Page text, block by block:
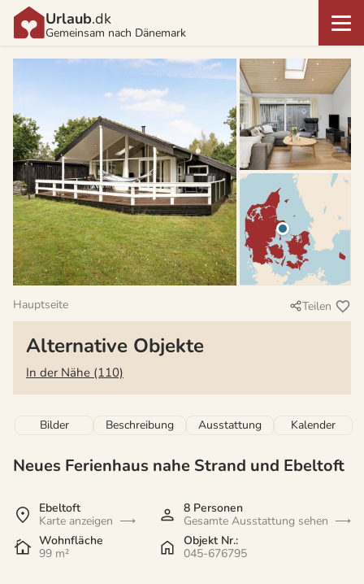
Urlaub.dk
Gemeinsam nach Dänemark
Hauptseite Teilen
Alternative Objekte
In der Nähe (110)
Bilder Beschreibung Ausstattung Kalender
Neues Ferienhaus nahe Strand und Ebeltoft
Ebeltoft
Karte anzeigen
8 Personen
Gesamte Ausstattung sehen
Wohnfläche
99 m²
Objekt Nr.:
045-676795